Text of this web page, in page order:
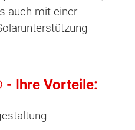
auch mit einer
- Ihre Vorteile: